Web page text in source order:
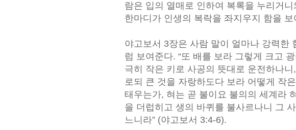
람은 입의 열매로 인하여 복록을 누리거니
한마디가 인생의 복락을 좌지우지 함을 보
야고보서 3장은 사람 말이 얼마나 강력한
럼 보여준다. “또 배를 보라 그렇게 크고
극히 작은 키로 사공의 뜻대로 운전하나니
로되 큰 것을 자랑하도다 보라 어떻게 작
태우는가, 혀는 곧 불이요 불의의 세계라
을 더럽히고 생의 바퀴를 불사르나니 그
느니라” (야고보서 3:4-6).